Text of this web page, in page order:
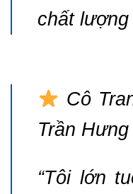
chất lượng
Cô
Trần
“Tôi lớn